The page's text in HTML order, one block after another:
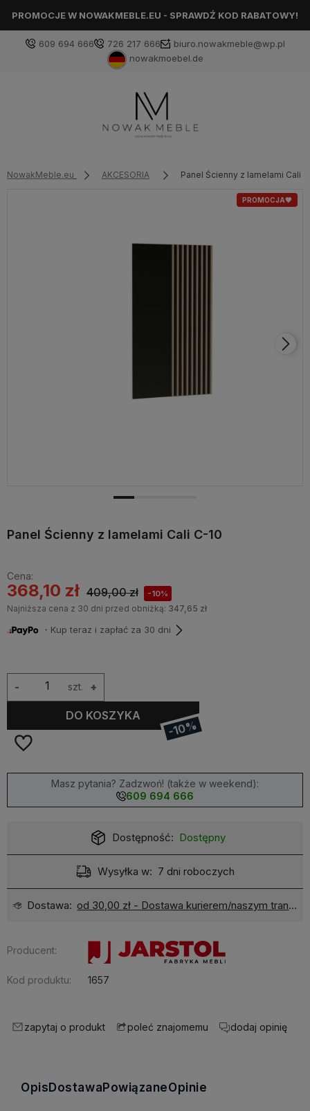
PROMOCJE W NOWAKMEBLE.EU - SPRAWDŹ KOD RABATOWY!
609 694 666 726 217 666
biuro.nowakmeble@wp.pl
nowakmoebel.de
NowakMeble.eu AKCESORIA Panel Ścienny z lamelami Cali
PROMOCJA🖤
Panel Ścienny z lamelami Cali C-10
Cena:
368,10 zł 409,00 zł -10%
Najniższa cena z 30 dni przed obniżką: 347,65 zł
・Kup teraz i zapłać za 30 dni
szt. +
-
DO KOSZYKA
-10%
Masz pytania? Zadzwoń! (także w weekend):
609 694 666
Dostępność: Dostępny
Wysyłka w: 7 dni roboczych
Dostawa: od 30,00 zł - Dostawa kurierem/naszym transportem - przedpłata (bez wniesienia)
Producent:
Kod produktu: 1657
zapytaj o produkt poleć znajomemu dodaj opinię
OpisDostawaPowiązaneOpinie